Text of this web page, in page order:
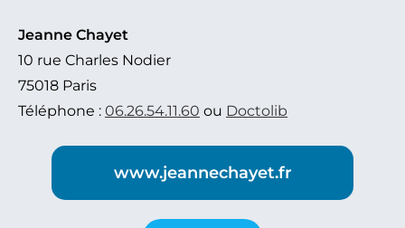
Jeanne Chayet
10 rue Charles Nodier
75018 Paris
Téléphone : 06.26.54.11.60 ou Doctolib
www.jeannechayet.fr